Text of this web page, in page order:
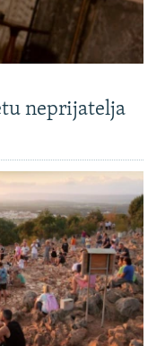
neprijatelja